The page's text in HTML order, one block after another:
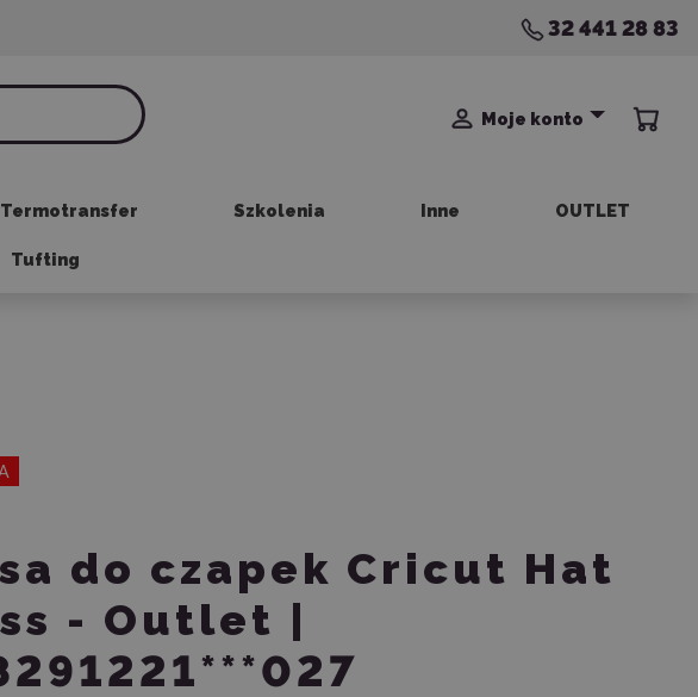
32 441 28 83
Moje konto
Termotransfer Szkolenia Inne OUTLET
Tufting
do czapek Cricut Hat
- Outlet |